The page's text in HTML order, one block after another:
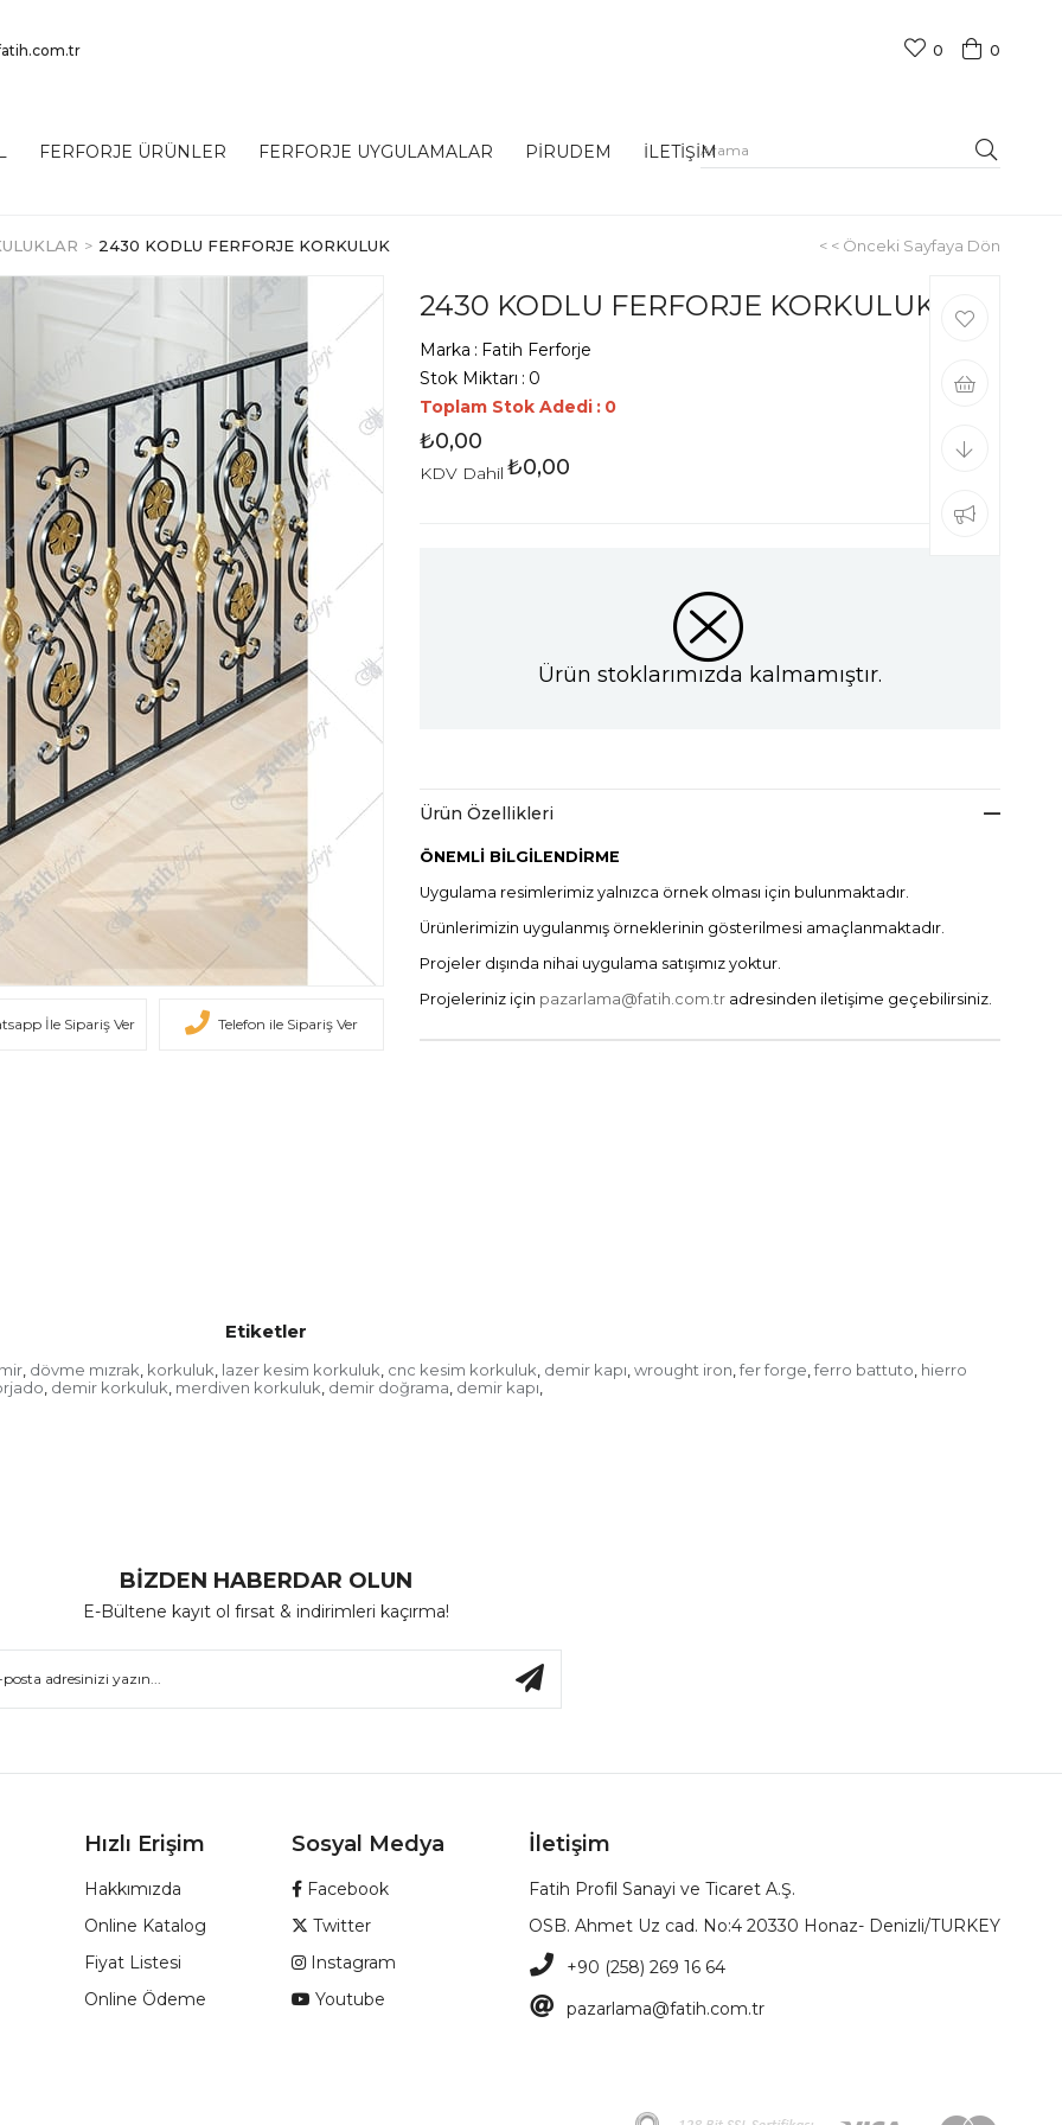
0
FERFORJE ÜRÜNLER FERFORJE UYGULAMALAR PİRUDEM İLETİŞİM
0
2430 KODLU FERFORJE KORKULUK < < Önceki Sayfaya Dön
İle Sipariş Ver Telefon ile Sipariş Ver
2430 KODLU FERFORJE KORKULUK
Marka : Fatih Ferforje
Stok Miktarı : 0
Toplam Stok Adedi : 0
₺0,00
KDV Dahil ₺0,00
Ürün stoklarımızda kalmamıştır.
Ürün Özellikleri
ÖNEMLİ BİLGİLENDİRME
Uygulama resimlerimiz yalnızca örnek olması için bulunmaktadır.
Ürünlerimizin uygulanmış örneklerinin gösterilmesi amaçlanmaktadır.
Projeler dışında nihai uygulama satışımız yoktur.
Projeleriniz için pazarlama@fatih.com.tr adresinden iletişime geçebilirsiniz.
Etiketler
, dövme mızrak korkuluk lazer kesim korkuluk cnc kesim korkuluk demir kapı wrought iron fer forge ferro battuto hierro
demir korkuluk merdiven korkuluk demir doğrama demir kapı
BİZDEN HABERDAR OLUN
E-Bültene kayıt ol fırsat & indirimleri kaçırma!
Hızlı Erişim
Hakkımızda
Online Katalog
Fiyat Listesi
Online Ödeme
Sosyal Medya
Facebook
Twitter
Instagram
Youtube
İletişim
Fatih Profil Sanayi ve Ticaret A.Ş.
OSB. Ahmet Uz cad. No:4 20330 Honaz- Denizli/TURKEY
+90 (258) 269 16 64
pazarlama@fatih.com.tr